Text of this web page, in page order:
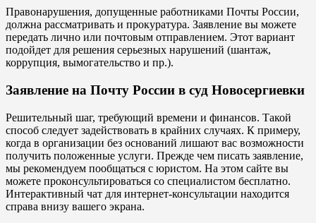
Правонарушения, допущенные работниками Почты России,
должна рассматривать и прокуратура. Заявление вы можете
передать лично или почтовым отправлением. Этот вариант
подойдет для решения серьезных нарушений (шантаж,
коррупция, вымогательство и пр.).
Заявление на Почту России в суд Новосергиевки
Решительный шаг, требующий времени и финансов. Такой
способ следует задействовать в крайних случаях. К примеру,
когда в организации без оснований лишают вас возможности
получить положенные услуги. Прежде чем писать заявление,
мы рекомендуем пообщаться с юристом. На этом сайте вы
можете проконсультироваться со специалистом бесплатно.
Интерактивный чат для интернет-консультации находится
справа внизу вашего экрана.